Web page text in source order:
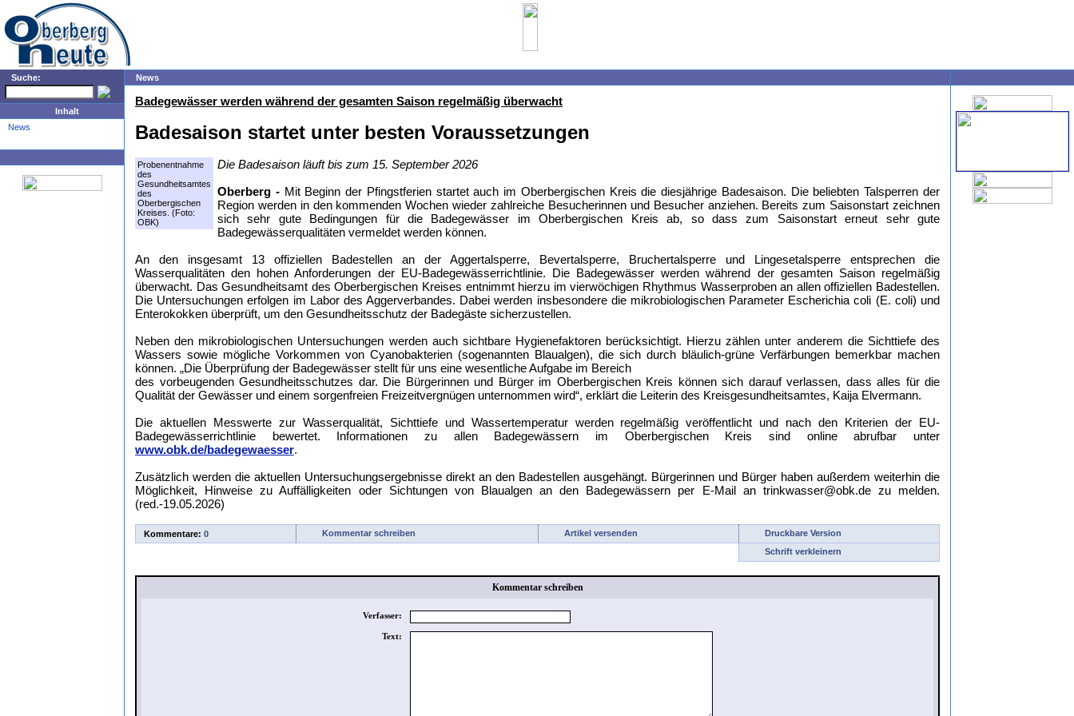
Suche:
Inhalt
News
News
Badegewässer werden während der gesamten Saison regelmäßig überwacht
Badesaison startet unter besten Voraussetzungen
Probenentnahme
des
Gesundheitsamtes
des
Oberbergischen
Kreises. (Foto:
OBK)
Die Badesaison läuft bis zum 15. September 2026
Oberberg - Mit Beginn der Pfingstferien startet auch im Oberbergischen Kreis die diesjährige Badesaison. Die beliebten Talsperren der
Region werden in den kommenden Wochen wieder zahlreiche Besucherinnen und Besucher anziehen. Bereits zum Saisonstart zeichnen
sich sehr gute Bedingungen für die Badegewässer im Oberbergischen Kreis ab, so dass zum Saisonstart erneut sehr gute
Badegewässerqualitäten vermeldet werden können.
An den insgesamt 13 offiziellen Badestellen an der Aggertalsperre, Bevertalsperre, Bruchertalsperre und Lingesetalsperre entsprechen die
Wasserqualitäten den hohen Anforderungen der EU-Badegewässerrichtlinie. Die Badegewässer werden während der gesamten Saison regelmäßig
überwacht. Das Gesundheitsamt des Oberbergischen Kreises entnimmt hierzu im vierwöchigen Rhythmus Wasserproben an allen offiziellen Badestellen.
Die Untersuchungen erfolgen im Labor des Aggerverbandes. Dabei werden insbesondere die mikrobiologischen Parameter Escherichia coli (E. coli) und
Enterokokken überprüft, um den Gesundheitsschutz der Badegäste sicherzustellen.
Neben den mikrobiologischen Untersuchungen werden auch sichtbare Hygienefaktoren berücksichtigt. Hierzu zählen unter anderem die Sichttiefe des
Wassers sowie mögliche Vorkommen von Cyanobakterien (sogenannten Blaualgen), die sich durch bläulich-grüne Verfärbungen bemerkbar machen
können. „Die Überprüfung der Badegewässer stellt für uns eine wesentliche Aufgabe im Bereich
des vorbeugenden Gesundheitsschutzes dar. Die Bürgerinnen und Bürger im Oberbergischen Kreis können sich darauf verlassen, dass alles für die
Qualität der Gewässer und einem sorgenfreien Freizeitvergnügen unternommen wird“, erklärt die Leiterin des Kreisgesundheitsamtes, Kaija Elvermann.
Die aktuellen Messwerte zur Wasserqualität, Sichttiefe und Wassertemperatur werden regelmäßig veröffentlicht und nach den Kriterien der EU-
Badegewässerrichtlinie bewertet. Informationen zu allen Badegewässern im Oberbergischen Kreis sind online abrufbar unter
www.obk.de/badegewaesser.
Zusätzlich werden die aktuellen Untersuchungsergebnisse direkt an den Badestellen ausgehängt. Bürgerinnen und Bürger haben außerdem weiterhin die
Möglichkeit, Hinweise zu Auffälligkeiten oder Sichtungen von Blaualgen an den Badegewässern per E-Mail an trinkwasser@obk.de zu melden.
(red.-19.05.2026)
Kommentare: 0 Kommentar schreiben Artikel versenden
Druckbare Version
Schrift verkleinern
Kommentar schreiben
Verfasser:
Text: